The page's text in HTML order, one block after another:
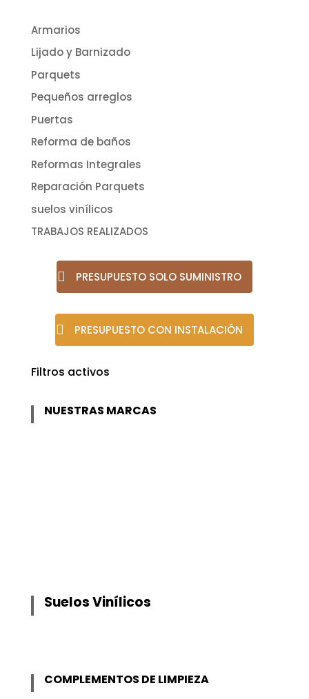
Armarios
Lijado y Barnizado
Parquets
Pequeños arreglos
Puertas
Reforma de baños
Reformas Integrales
Reparación Parquets
suelos vinílicos
TRABAJOS REALIZADOS
PRESUPUESTO SOLO SUMINISTRO
PRESUPUESTO CON INSTALACIÓN
Filtros activos
NUESTRAS MARCAS
Suelos Vinílicos
COMPLEMENTOS DE LIMPIEZA